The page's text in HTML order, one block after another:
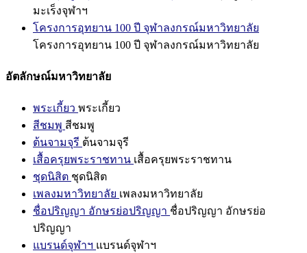
มะเร็งจุฬาฯ
โครงการอุทยาน 100 ปี จุฬาลงกรณ์มหาวิทยาลัย
โครงการอุทยาน 100 ปี จุฬาลงกรณ์มหาวิทยาลัย
อัตลักษณ์มหาวิทยาลัย
พระเกี้ยว พระเกี้ยว
สีชมพู สีชมพู
ต้นจามจุรี ต้นจามจุรี
เสื้อครุยพระราชทาน เสื้อครุยพระราชทาน
ชุดนิสิต ชุดนิสิต
เพลงมหาวิทยาลัย เพลงมหาวิทยาลัย
ชื่อปริญญา อักษรย่อปริญญา ชื่อปริญญา อักษรย่อ
ปริญญา
แบรนด์จุฬาฯ แบรนด์จุฬาฯ